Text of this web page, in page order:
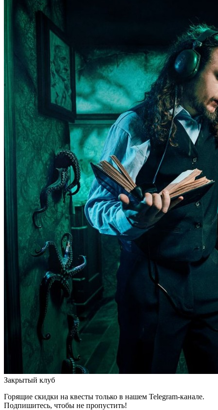
Закрытый клуб
Горящие скидки на квесты только в нашем Telegram-канале.
Подпишитесь, чтобы не пропустить!